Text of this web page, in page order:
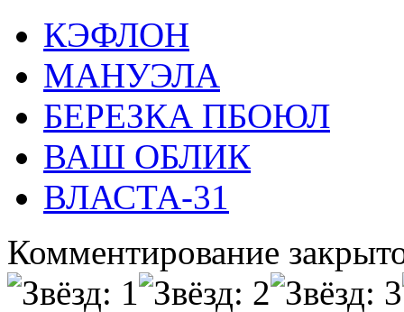
КЭФЛОН
МАНУЭЛА
БЕРЕЗКА ПБОЮЛ
ВАШ ОБЛИК
ВЛАСТА-31
Комментирование